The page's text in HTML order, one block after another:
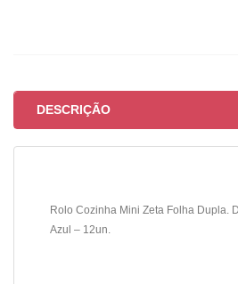
DESCRIÇÃO
Rolo Cozinha Mini Zeta Folha Dupla.
Azul – 12un.